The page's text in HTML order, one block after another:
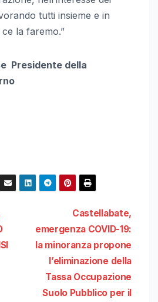
tutti insieme e in
la faremo.”
Presidente della
Castellabate,
emergenza COVID-19:
la minoranza propone
l’eliminazione della
Tassa Occupazione
Suolo Pubblico per il